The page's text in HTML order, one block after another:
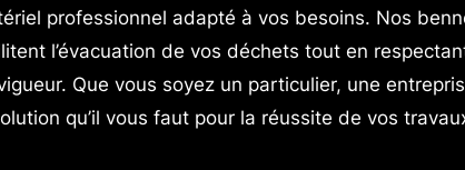
professionnel adapté à vos besoins. Nos
l’évacuation de vos déchets tout en
Que vous soyez un particulier, une
qu’il vous faut pour la réussite de vos